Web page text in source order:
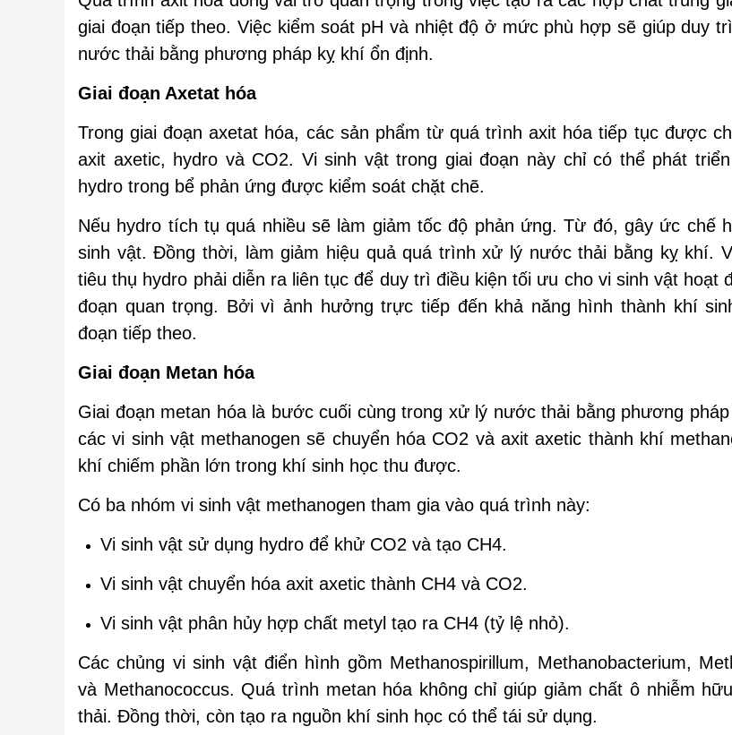
giai đoạn tiếp theo. Việc kiểm soát pH và nhiệt độ ở mức phù hợp sẽ giúp duy
nước thải bằng phương pháp kỵ khí ổn định.
Giai đoạn Axetat hóa
Trong giai đoạn axetat hóa, các sản phẩm từ quá trình axit hóa tiếp tục được
axit axetic, hydro và CO2. Vi sinh vật trong giai đoạn này chỉ có thể phát
hydro trong bể phản ứng được kiểm soát chặt chẽ.
Nếu hydro tích tụ quá nhiều sẽ làm giảm tốc độ phản ứng. Từ đó, gây ức chế
sinh vật. Đồng thời, làm giảm hiệu quả quá trình xử lý nước thải bằng kỵ khí.
tiêu thụ hydro phải diễn ra liên tục để duy trì điều kiện tối ưu cho vi sinh vật hoạt
đoạn quan trọng. Bởi vì ảnh hưởng trực tiếp đến khả năng hình thành khí
đoạn tiếp theo.
Giai đoạn Metan hóa
Giai đoạn metan hóa là bước cuối cùng trong xử lý nước thải bằng phương
các vi sinh vật methanogen sẽ chuyển hóa CO2 và axit axetic thành khí
khí chiếm phần lớn trong khí sinh học thu được.
Có ba nhóm vi sinh vật methanogen tham gia vào quá trình này:
Vi sinh vật sử dụng hydro để khử CO2 và tạo CH4.
Vi sinh vật chuyển hóa axit axetic thành CH4 và CO2.
Vi sinh vật phân hủy hợp chất metyl tạo ra CH4 (tỷ lệ nhỏ).
Các chủng vi sinh vật điển hình gồm Methanospirillum, Methanobacterium,
và Methanococcus. Quá trình metan hóa không chỉ giúp giảm chất ô nhiễm
thải. Đồng thời, còn tạo ra nguồn khí sinh học có thể tái sử dụng.